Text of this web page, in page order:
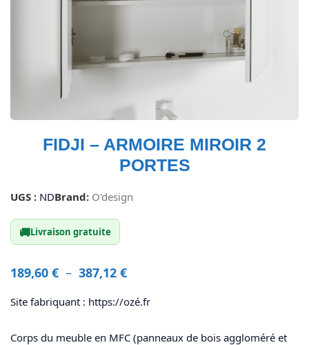
FIDJI – ARMOIRE MIROIR 2
PORTES
UGS : NDBrand: O'design
🚚Livraison gratuite
189,60 € – 387,12 €
Site fabriquant : https://ozé.fr
Corps du meuble en MFC (panneaux de bois aggloméré et